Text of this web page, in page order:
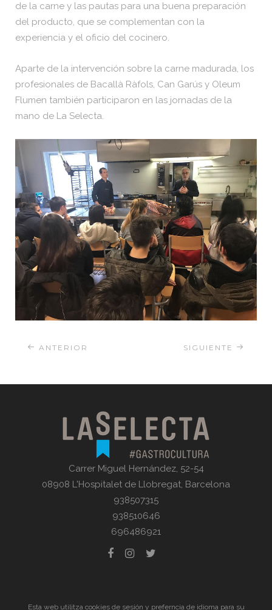
de la carne y las pautas para una buena preparación
del producto, que se complementan con la
experiencia y el oficio del cocinero.
Aparte de la intervención sobre la carne madurada, los
profesionales de Bacallà Ràfols, Can Garús y Oleum
Flumen también participaron en las jornadas de la
mano de La Selecta.
ANTERIOR SIGUIENTE
Carrer Miguel Hernández, 52-54
08908 L'Hospitalet de Llobregat, Barcelona
938507315
938510646
696486921
Esta web utilitza cookies de sesión y preferncia de idioma para su